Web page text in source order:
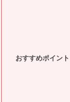
おすすめポイント